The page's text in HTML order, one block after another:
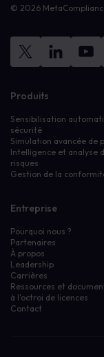
© 2026
Produits
Sensibilisation
sécurité
Simulation avancée de
Intelligence et analyse
risques
Gestion de la
Entreprise
Pourquoi nous ?
Partenaires
À propos
Leadership
Carrières
Ressources et
à l'octroi de licences
Contact